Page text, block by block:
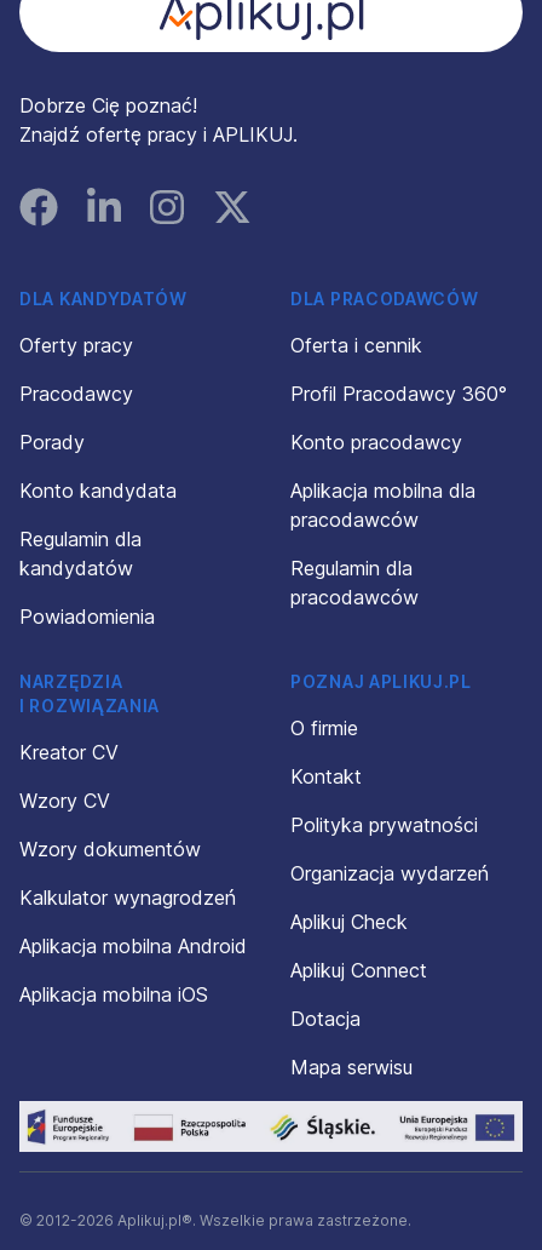
Dobrze Cię poznać!
Znajdź ofertę pracy i APLIKUJ.
FacebookLinked InInstagramInstagram
DLA KANDYDATÓW
Oferty pracy
Pracodawcy
Porady
Konto kandydata
Regulamin dla
kandydatów
Powiadomienia
DLA PRACODAWCÓW
Oferta i cennik
Profil Pracodawcy 360°
Konto pracodawcy
Aplikacja mobilna dla
pracodawców
Regulamin dla
pracodawców
NARZĘDZIA
I ROZWIĄZANIA
Kreator CV
Wzory CV
Wzory dokumentów
Kalkulator wynagrodzeń
Aplikacja mobilna Android
Aplikacja mobilna iOS
POZNAJ APLIKUJ.PL
O firmie
Kontakt
Polityka prywatności
Organizacja wydarzeń
Aplikuj Check
Aplikuj Connect
Dotacja
Mapa serwisu
© 2012-2026 Aplikuj.pl®. Wszelkie prawa zastrzeżone.